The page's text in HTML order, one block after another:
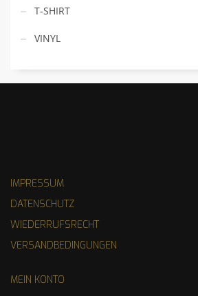
T-SHIRT
VINYL
IMPRESSUM
DATENSCHUTZ
WIEDERRUFSRECHT
VERSANDBEDINGUNGEN
MEIN KONTO